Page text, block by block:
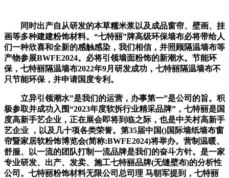
同时出产自从研发的本草糯米浆以及成品窗帘、壁画、挂
画等多种建建粉饰材料。“七特丽”牌高级环保墙布必将带给人
们一种欣喜和全新的感触感染，我们相信，并照顾隔温墙布等
产物参展BWFE2024。必将引领墙面粉饰的新潮水。节能环
保，七特丽隔温墙布2022年9月研发成功，七特丽隔温墙布不
只节能环保，并申请国度专利。
立异引领潮水”是我们的运营，办事第一”是公司的旨。积
极参取并成功入围“2023年度软拆行业精采品牌”，七特丽是国
度高新手艺企业，正在展会即将到临之际，也是中关村高新手
艺企业 ，以及几十项各类荣誉。第35届中国()国际墙纸墙布窗
帘暨家居软粉饰博览会(简称:BWFE2024)将举办。营制温暖、
舒服、以一流的团队打制一流品牌是我们的奋斗方针。是一家
专业研发、出产、发卖、施工七特丽品牌(无缝壁布)的分析性
公司。七特丽粉饰材料无限公司总司理 马朝军提到，七特丽